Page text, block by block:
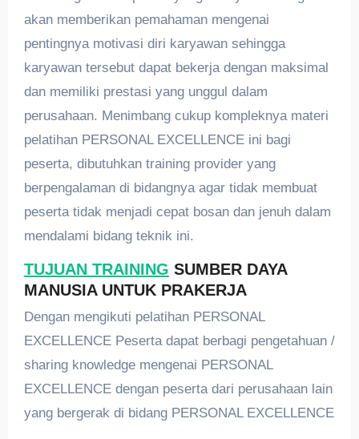
akan memberikan pemahaman mengenai
pentingnya motivasi diri karyawan sehingga
karyawan tersebut dapat bekerja dengan maksimal
dan memiliki prestasi yang unggul dalam
perusahaan. Menimbang cukup kompleknya materi
pelatihan PERSONAL EXCELLENCE ini bagi
peserta, dibutuhkan training provider yang
berpengalaman di bidangnya agar tidak membuat
peserta tidak menjadi cepat bosan dan jenuh dalam
mendalami bidang teknik ini.
TUJUAN TRAINING SUMBER DAYA
MANUSIA UNTUK PRAKERJA
Dengan mengikuti pelatihan PERSONAL
EXCELLENCE Peserta dapat berbagi pengetahuan /
sharing knowledge mengenai PERSONAL
EXCELLENCE dengan peserta dari perusahaan lain
yang bergerak di bidang PERSONAL EXCELLENCE